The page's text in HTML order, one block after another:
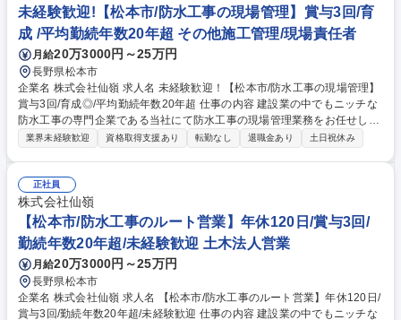
未経験歓迎!【松本市/防水工事の現場管理】賞与3回/育
成 /平均勤続年数20年超 その他施工管理/現場責任者
月給20万3000円～25万円
長野県松本市
企業名 株式会社仙嶺 求人名 未経験歓迎！【松本市/防水工事の現場管理】
賞与3回/育成◎/平均勤続年数20年超 仕事の内容 建設業の中でもニッチな
防水工事の専門企業である当社にて防水工事の現場管理業務をお任せしま
す。定着率が高く、中堅～ベテラン社員が多いため、じっくり時間をかけ
せ・見積作成 ■職人さんとの打ち合わせ ■安全管理 等をお任せします。
【安心のサポート体制】先輩のサポートの元、3年ほど経験を積んでいた
だいたら小規模の現場から管理をお任せしていきます。 【現場について】
長野県内のビルやマンション、公共施設等が中心です。 募集職種 未経験
歓迎！【松本市/防水工事の現場管理】賞与3回/育成◎/平均勤続年数20年
超
業界未経験歓迎 資格取得支援あり 転勤なし 退職金あり 土日祝休み
正社員
株式会社仙嶺
【松本市/防水工事のルート営業】年休120日/賞与3回/
勤続年数20年超/未経験歓迎 土木法人営業
月給20万3000円～25万円
長野県松本市
企業名 株式会社仙嶺 求人名 【松本市/防水工事のルート営業】年休120日/
賞与3回/勤続年数20年超/未経験歓迎 仕事の内容 建設業の中でもニッチな